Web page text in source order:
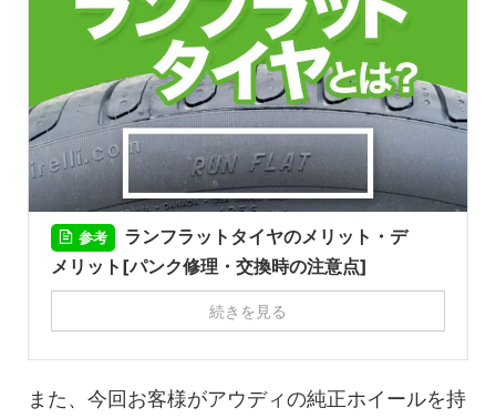
参考
ランフラットタイヤのメリット・デ
メリット[パンク修理・交換時の注意点]
続きを見る
また、今回お客様がアウディの純正ホイールを持